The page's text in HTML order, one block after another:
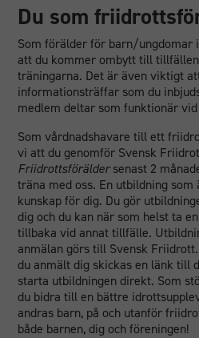
Du som
Som förälder för barn/ungdomar
att du kommer ombytt till
träningarna. Det är även viktigt
informationsträffar som du
medlem deltar som funktionär
Som vårdnadshavare till ett
vi att du genomför Svensk
Friidrottsföräldersenast 2
träna med oss. En utbildning
kunskap för dig. Du gör
dig och du kan när som helst ta
tillbaka vid annat tillfälle.
anmälan görs till Svensk
du anmält dig skickas en länk till
starta utbildningen direkt. Som
du bidra till en bättre
andras barn, på och utanför
både barnen, dig och föreningen!